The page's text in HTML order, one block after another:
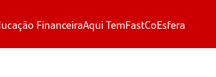
FinanceiraAqui TemFastCoEsfera